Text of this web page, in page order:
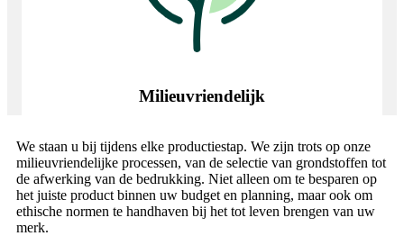
Milieuvriendelijk
We staan ​​u bij tijdens elke productiestap. We zijn trots op onze
milieuvriendelijke processen, van de selectie van grondstoffen tot
de afwerking van de bedrukking. Niet alleen om te besparen op
het juiste product binnen uw budget en planning, maar ook om
ethische normen te handhaven bij het tot leven brengen van uw
merk.